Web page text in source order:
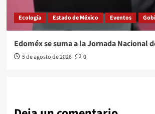
Ecología Estado de México Eventos
Edoméx se suma a la Jornada Nacional
5 de agosto de 2026 0